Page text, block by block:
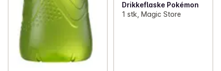
Drikkeflaske Pokémon
1 stk, Magic Store